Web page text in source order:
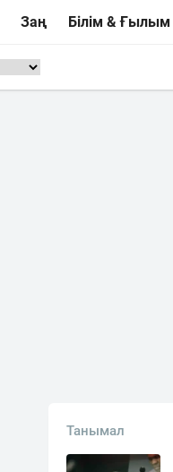
Заң Білім & Ғылым
Танымал